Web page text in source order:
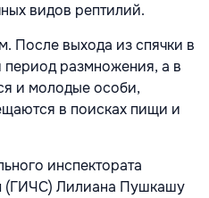
видов рептилий.
После выхода из спячки в
период размножения, а в
и молодые особи,
в поисках пищи и
инспектората
(ГИЧС) Лилиана Пушкашу